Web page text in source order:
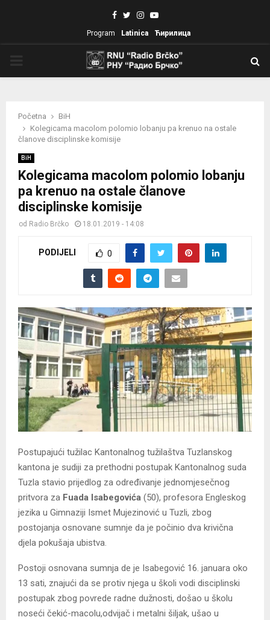
Facebook
TwitterInstagram
Youtube
Program Latinica Ћирилица
Početna
BiH
Kolegicama macolom polomio lobanju pa krenuo na ostale
članove disciplinske komisije
BiH
Kolegicama macolom polomio lobanju
pa krenuo na ostale članove
disciplinske komisije
od Radio Brčko 18.01.2019 - 14:08
PODIJELI 0
Postupajući tužilac Kantonalnog tužilaštva Tuzlanskog
kantona je sudiji za prethodni postupak Kantonalnog suda
Tuzla stavio prijedlog za određivanje jednomjesečnog
pritvora za Fuada Isabegovića (50), profesora Engleskog
jezika u Gimnaziji Ismet Mujezinović u Tuzli, zbog
postojanja osnovane sumnje da je počinio dva krivična
djela pokušaja ubistva.
Postoji osnovana sumnja de je Isabegović 16. januara oko
13 sati, znajući da se protiv njega u školi vodi disciplinski
postupak zbog povrede radne dužnosti, došao u školu
noseći čekić-macolu,odvijač i metalni šiljak, ušao u